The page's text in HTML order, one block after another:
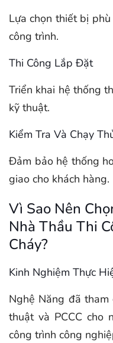
Lựa chọn thiết bị
công trình.
Thi Công Lắp Đặt
Triển khai hệ thống
kỹ thuật.
Kiểm Tra Và Chạy
Đảm bảo hệ thống
giao cho khách hàng.
Vì Sao Nên
Nhà Thầu Thi
Cháy?
Kinh Nghiệm Thực
Nghệ Năng đã
thuật và PCCC cho
công trình công